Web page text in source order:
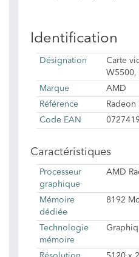
Identification
Désignation
Carte
W5500,
Marque
AMD
Référence
Radeon
Code EAN
Caractéristiques
Processeur
graphique
AMD
Mémoire
dédiée
8192
Technologie
mémoire